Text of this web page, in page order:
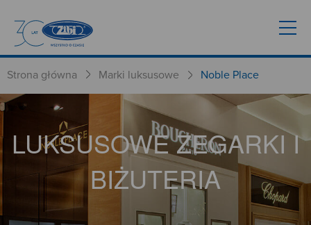
Strona główna Marki luksusowe Noble Place
LUKSUSOWE ZEGARKI I
BIŻUTERIA